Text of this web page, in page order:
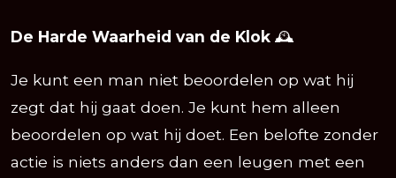
De Harde Waarheid van de Klok 🕰️
Je kunt een man niet beoordelen op wat hij
zegt dat hij gaat doen. Je kunt hem alleen
beoordelen op wat hij doet. Een belofte zonder
actie is niets anders dan een leugen met een